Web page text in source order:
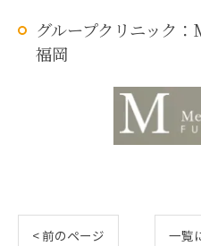
グループクリニック
福岡
< 前のページ 一覧